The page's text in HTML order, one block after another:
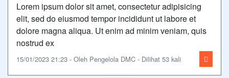
Lorem ipsum dolor sit amet, consectetur adipisicing
elit, sed do eiusmod tempor incididunt ut labore et
dolore magna aliqua. Ut enim ad minim veniam, quis
nostrud ex
15/01/2023 21:23 - Oleh Pengelola DMC - Dilihat 53 kali